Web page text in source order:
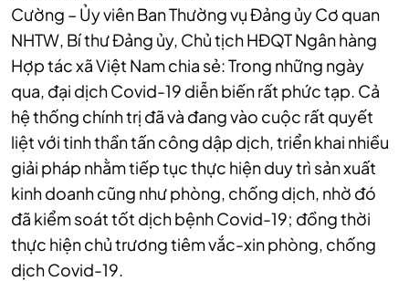
Cường – Ủy viên Ban Thường vụ Đảng ủy Cơ quan
NHTW, Bí thư Đảng ủy, Chủ tịch HĐQT Ngân hàng
Hợp tác xã Việt Nam chia sẻ: Trong những ngày
qua, đại dịch Covid-19 diễn biến rất phức tạp. Cả
hệ thống chính trị đã và đang vào cuộc rất quyết
liệt với tinh thần tấn công dập dịch, triển khai nhiều
giải pháp nhằm tiếp tục thực hiện duy trì sản xuất
kinh doanh cũng như phòng, chống dịch, nhờ đó
đã kiểm soát tốt dịch bệnh Covid-19; đồng thời
thực hiện chủ trương tiêm vắc-xin phòng, chống
dịch Covid-19.